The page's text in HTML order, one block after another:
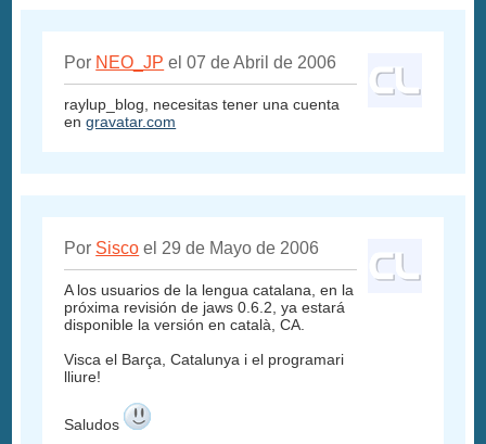
Por NEO_JP el 07 de Abril de 2006
raylup_blog, necesitas tener una cuenta
engravatar.com
Por Sisco el 29 de Mayo de 2006
A los usuarios de la lengua catalana, en la
próxima revisión de jaws 0.6.2, ya estará
disponible la versión en català, CA.
Visca el Barça, Catalunya i el programari
lliure!
Saludos